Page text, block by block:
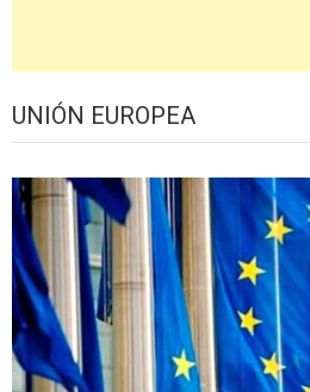
UNIÓN EUROPEA